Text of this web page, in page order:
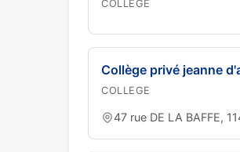
COLLEGE
Collège privé jeanne
COLLEGE
47 rue DE LA BAFFE,